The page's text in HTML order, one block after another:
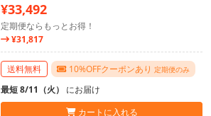
¥33,492
定期便ならもっとお得！
¥31,817
送料無料 10%OFFクーポンあり 定期便のみ
最短 8/11（火） にお届け
カートに入れる